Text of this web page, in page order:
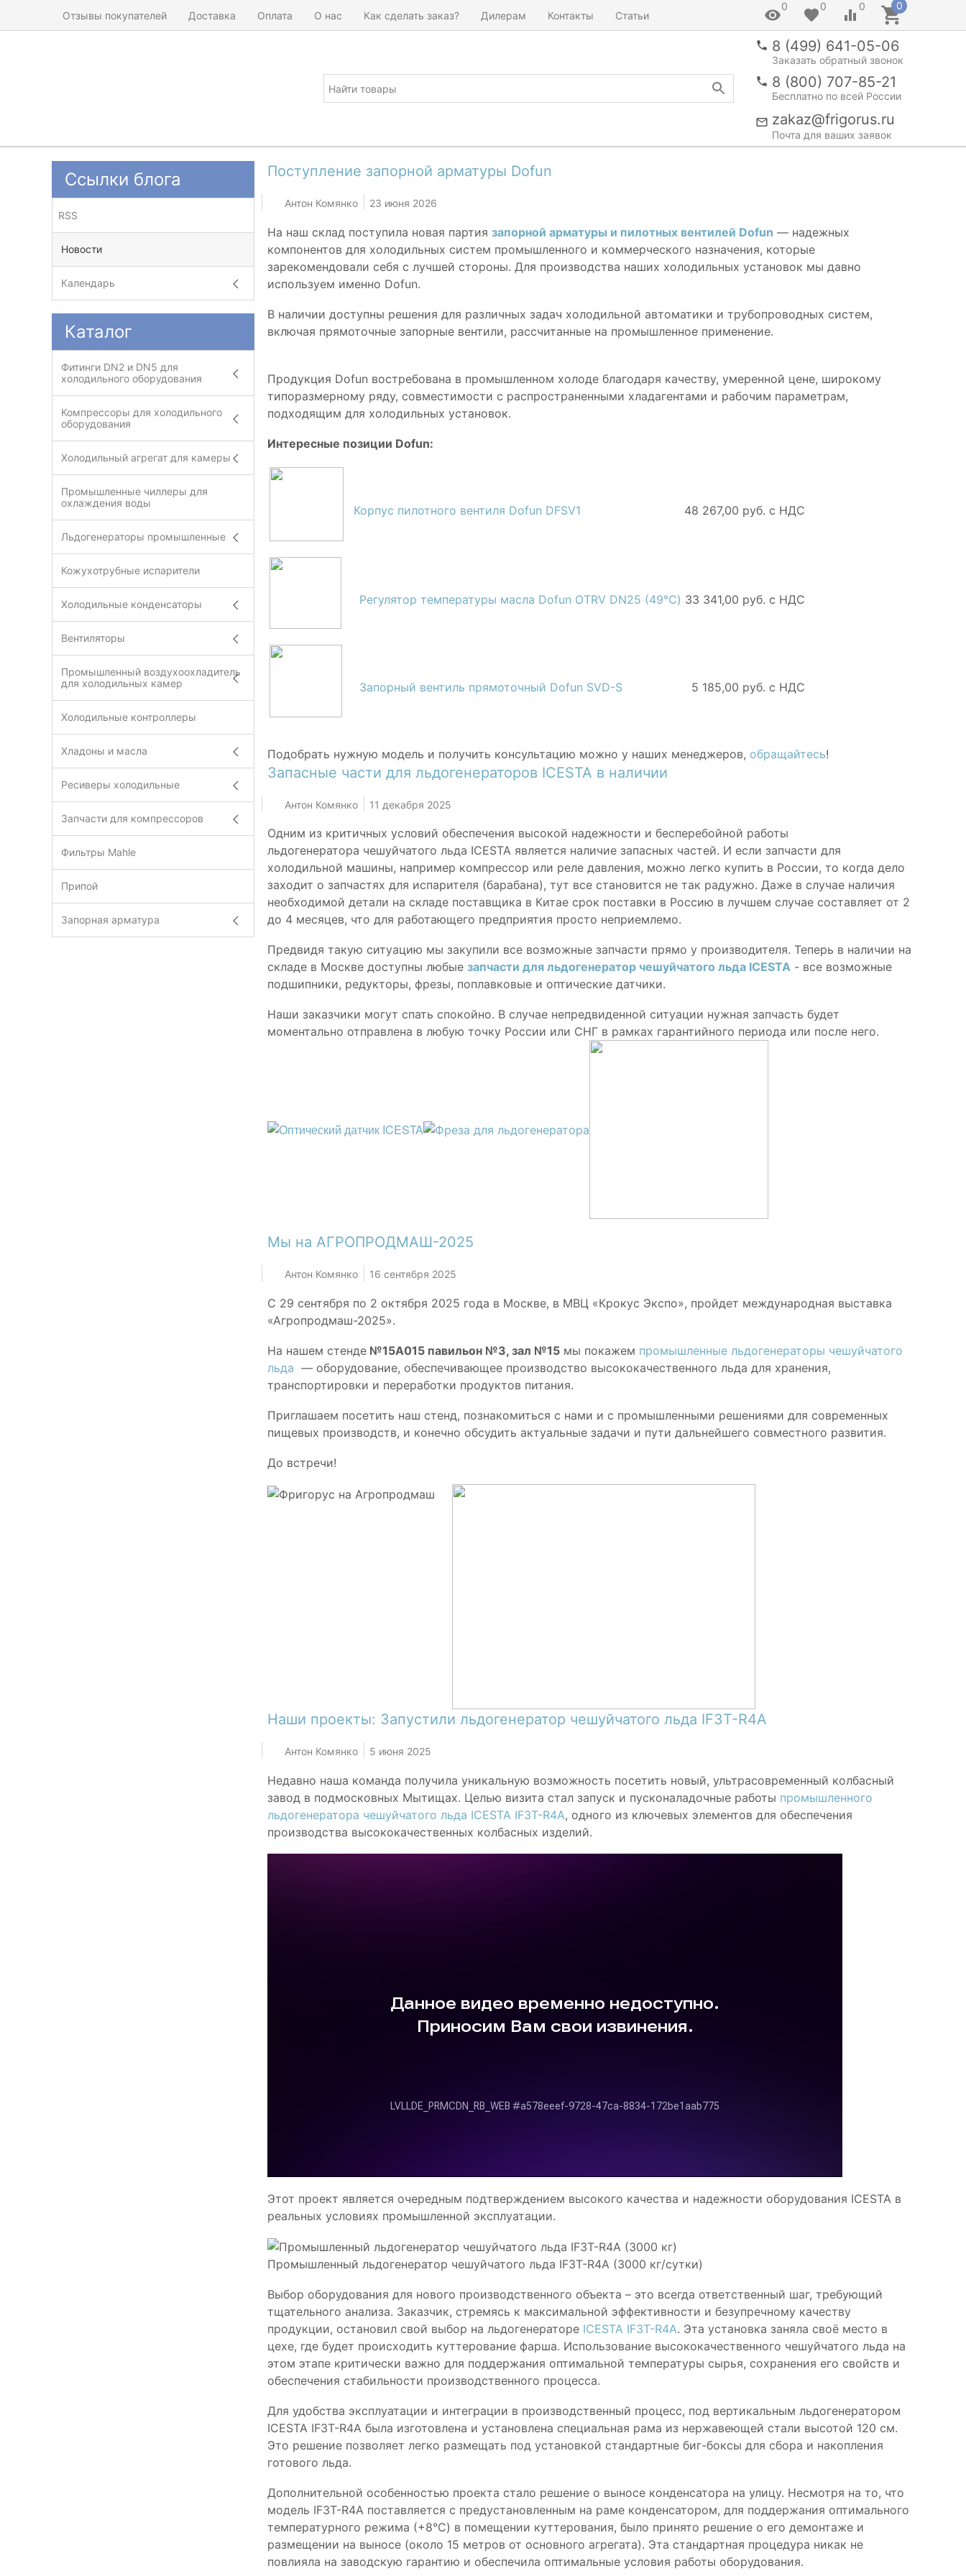
Отзывы покупателей Доставка Оплата О нас Как сделать заказ? Дилерам Контакты Статьи
0 0 0 0
8 (499) 641-05-06
Заказать обратный звонок
8 (800) 707-85-21
Бесплатно по всей России
zakaz@frigorus.ru
Почта для ваших заявок
Поступление запорной арматуры Dofun
Антон Комянко 23 июня 2026
На наш склад поступила новая партия запорной арматуры и пилотных вентилей Dofun — надежных
компонентов для холодильных систем промышленного и коммерческого назначения, которые
зарекомендовали себя с лучшей стороны. Для производства наших холодильных установок мы давно
используем именно Dofun.
В наличии доступны решения для различных задач холодильной автоматики и трубопроводных систем,
включая прямоточные запорные вентили, рассчитанные на промышленное применение.
Продукция Dofun востребована в промышленном холоде благодаря качеству, умеренной цене, широкому
типоразмерному ряду, совместимости с распространенными хладагентами и рабочим параметрам,
подходящим для холодильных установок.
Интересные позиции Dofun:
Корпус пилотного вентиля Dofun DFSV1 48 267,00 руб. с НДС
Регулятор температуры масла Dofun OTRV DN25 (49℃) 33 341,00 руб. с НДС
Запорный вентиль прямоточный Dofun SVD-S 5 185,00 руб. с НДС
Подобрать нужную модель и получить консультацию можно у наших менеджеров, обращайтесь!
Запасные части для льдогенераторов ICESTA в наличии
Антон Комянко 11 декабря 2025
Одним из критичных условий обеспечения высокой надежности и бесперебойной работы
льдогенератора чешуйчатого льда ICESTA является наличие запасных частей. И если запчасти для
холодильной машины, например компрессор или реле давления, можно легко купить в России, то когда дело
заходит о запчастях для испарителя (барабана), тут все становится не так радужно. Даже в случае наличия
необходимой детали на складе поставщика в Китае срок поставки в Россию в лучшем случае составляет от 2
до 4 месяцев, что для работающего предприятия просто неприемлемо.
Предвидя такую ситуацию мы закупили все возможные запчасти прямо у производителя. Теперь в наличии на
складе в Москве доступны любые запчасти для льдогенератор чешуйчатого льда ICESTA - все возможные
подшипники, редукторы, фрезы, поплавковые и оптические датчики.
Наши заказчики могут спать спокойно. В случае непредвиденной ситуации нужная запчасть будет
моментально отправлена в любую точку России или СНГ в рамках гарантийного периода или после него.
Мы на АГРОПРОДМАШ-2025
Антон Комянко 16 сентября 2025
С 29 сентября по 2 октября 2025 года в Москве, в МВЦ «Крокус Экспо», пройдет международная выставка
«Агропродмаш-2025».
На нашем стенде №15А015 павильон №3, зал №15 мы покажем промышленные льдогенераторы чешуйчатого
льда — оборудование, обеспечивающее производство высококачественного льда для хранения,
транспортировки и переработки продуктов питания.
Приглашаем посетить наш стенд, познакомиться с нами и с промышленными решениями для современных
пищевых производств, и конечно обсудить актуальные задачи и пути дальнейшего совместного развития.
До встречи!
Наши проекты: Запустили льдогенератор чешуйчатого льда IF3T-R4A
Антон Комянко 5 июня 2025
Недавно наша команда получила уникальную возможность посетить новый, ультрасовременный колбасный
завод в подмосковных Мытищах. Целью визита стал запуск и пусконаладочные работы промышленного
льдогенератора чешуйчатого льда ICESTA IF3T-R4A, одного из ключевых элементов для обеспечения
производства высококачественных колбасных изделий.
Этот проект является очередным подтверждением высокого качества и надежности оборудования ICESTA в
реальных условиях промышленной эксплуатации.
Промышленный льдогенератор чешуйчатого льда IF3T-R4A (3000 кг/сутки)
Выбор оборудования для нового производственного объекта – это всегда ответственный шаг, требующий
тщательного анализа. Заказчик, стремясь к максимальной эффективности и безупречному качеству
продукции, остановил свой выбор на льдогенераторе ICESTA IF3T-R4A. Эта установка заняла своё место в
цехе, где будет происходить куттерование фарша. Использование высококачественного чешуйчатого льда на
этом этапе критически важно для поддержания оптимальной температуры сырья, сохранения его свойств и
обеспечения стабильности производственного процесса.
Для удобства эксплуатации и интеграции в производственный процесс, под вертикальным льдогенератором
ICESTA IF3T-R4A была изготовлена и установлена специальная рама из нержавеющей стали высотой 120 см.
Это решение позволяет легко размещать под установкой стандартные биг-боксы для сбора и накопления
готового льда.
Дополнительной особенностью проекта стало решение о выносе конденсатора на улицу. Несмотря на то, что
модель IF3T-R4A поставляется с предустановленным на раме конденсатором, для поддержания оптимального
температурного режима (+8°C) в помещении куттерования, было принято решение о его демонтаже и
размещении на выносе (около 15 метров от основного агрегата). Эта стандартная процедура никак не
повлияла на заводскую гарантию и обеспечила оптимальные условия работы оборудования.
Ссылки блога
RSS
Новости
Календарь
Каталог
Фитинги DN2 и DN5 для
холодильного оборудования
Компрессоры для холодильного
оборудования
Холодильный агрегат для камеры
Промышленные чиллеры для
охлаждения воды
Льдогенераторы промышленные
Кожухотрубные испарители
Холодильные конденсаторы
Вентиляторы
Промышленный воздухоохладитель
для холодильных камер
Холодильные контроллеры
Хладоны и масла
Ресиверы холодильные
Запчасти для компрессоров
Фильтры Mahle
Припой
Запорная арматура